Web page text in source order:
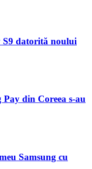
S9 datorită noului
din Coreea s-au
Samsung cu